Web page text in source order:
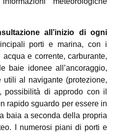
all’inizio di ogni
porti e marina, con i
e corrente, carburante,
baie idonee all’ancoraggio,
al navigante (protezione,
possibilità di approdo con il
rapido sguardo per essere in
baia a seconda della propria
I numerosi piani di porti e